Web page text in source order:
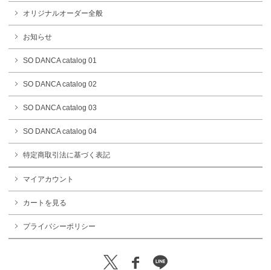
オリジナルオーダー全般
お知らせ
SO DANCA catalog 01
SO DANCA catalog 02
SO DANCA catalog 03
SO DANCA catalog 04
特定商取引法に基づく表記
マイアカウント
カートを見る
プライバシーポリシー